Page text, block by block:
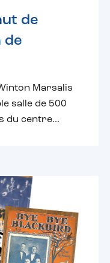
de
de
Marsalis
salle de 500
du centre...